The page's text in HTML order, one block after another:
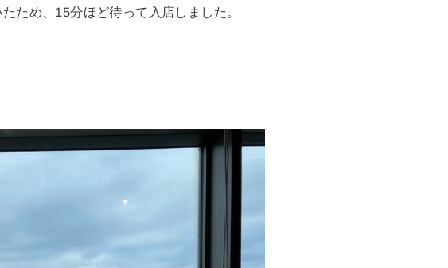
ため、15分ほど待って入店しました。